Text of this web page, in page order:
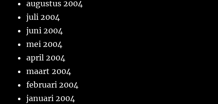
augustus 2004
juli 2004
juni 2004
mei 2004
april 2004
maart 2004
februari 2004
januari 2004